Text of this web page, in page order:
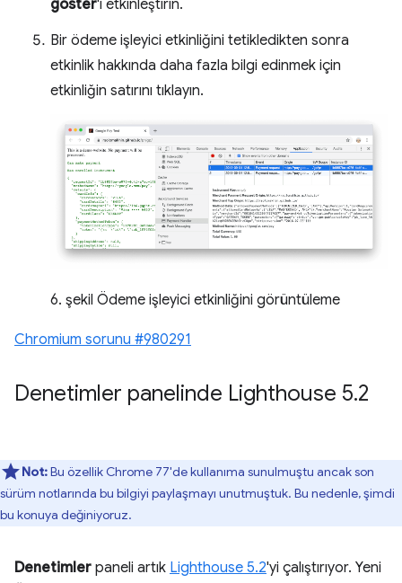
göster'i etkinleştirin.
Bir ödeme işleyici etkinliğini tetikledikten sonra
etkinlik hakkında daha fazla bilgi edinmek için
etkinliğin satırını tıklayın.
6. şekil Ödeme işleyici etkinliğini görüntüleme
Chromium sorunu #980291
Denetimler panelinde Lighthouse 5.2
Not:Bu özellik Chrome 77'de kullanıma sunulmuştu ancak son
sürüm notlarında bu bilgiyi paylaşmayı unutmuştuk. Bu nedenle, şimdi
bu konuya değiniyoruz.
Denetimler paneli artık Lighthouse 5.2'yi çalıştırıyor. Yeni